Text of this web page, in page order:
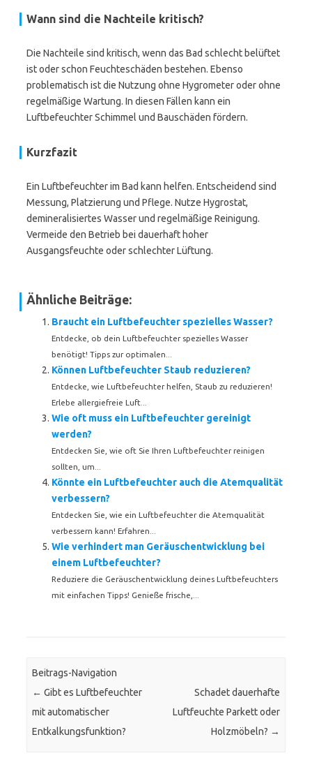
Wann sind die Nachteile kritisch?
Die Nachteile sind kritisch, wenn das Bad schlecht belüftet
ist oder schon Feuchteschäden bestehen. Ebenso
problematisch ist die Nutzung ohne Hygrometer oder ohne
regelmäßige Wartung. In diesen Fällen kann ein
Luftbefeuchter Schimmel und Bauschäden fördern.
Kurzfazit
Ein Luftbefeuchter im Bad kann helfen. Entscheidend sind
Messung, Platzierung und Pflege. Nutze Hygrostat,
demineralisiertes Wasser und regelmäßige Reinigung.
Vermeide den Betrieb bei dauerhaft hoher
Ausgangsfeuchte oder schlechter Lüftung.
Ähnliche Beiträge:
Braucht ein Luftbefeuchter spezielles Wasser?
Entdecke, ob dein Luftbefeuchter spezielles Wasser
benötigt! Tipps zur optimalen...
Können Luftbefeuchter Staub reduzieren?
Entdecke, wie Luftbefeuchter helfen, Staub zu reduzieren!
Erlebe allergiefreie Luft...
Wie oft muss ein Luftbefeuchter gereinigt
werden?
Entdecken Sie, wie oft Sie Ihren Luftbefeuchter reinigen
sollten, um...
Könnte ein Luftbefeuchter auch die Atemqualität
verbessern?
Entdecken Sie, wie ein Luftbefeuchter die Atemqualität
verbessern kann! Erfahren...
Wie verhindert man Geräuschentwicklung bei
einem Luftbefeuchter?
Reduziere die Geräuschentwicklung deines Luftbefeuchters
mit einfachen Tipps! Genieße frische,...
Beitrags-Navigation
← Gibt es Luftbefeuchter
mit automatischer
Entkalkungsfunktion?
Schadet dauerhafte
Luftfeuchte Parkett oder
Holzmöbeln? →